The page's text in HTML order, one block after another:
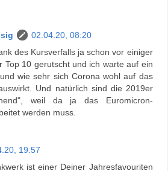
02.04.20, 08:20
des Kursverfalls ja schon vor einiger
Top 10 gerutscht und ich warte auf ein
wie sehr sich Corona wohl auf das
Und natürlich sind die 2019er
weil da ja das Euromicron-
werden muss.
19:57
ist einer Deiner Jahresfavouriten